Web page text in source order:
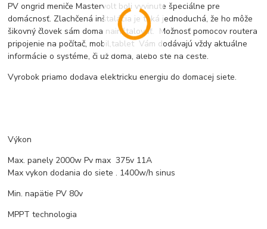
PV ongrid meniče Mastervolt boli vyvinute špeciálne pre
domácnosť. Zlachčená inštalácia je taká jednoduchá, že ho môže
šikovný človek sám doma nainštalovať. Možnosť pomocov routera
pripojenie na počítač, mobil,tablet Vám dodávajú vždy aktuálne
informácie o systéme, či už doma, alebo ste na ceste.
Vyrobok priamo dodava elektricku energiu do domacej siete.
Výkon
Max. panely 2000w Pv max 375v 11A
Max vykon dodania do siete . 1400w/h sinus
Min. napätie PV 80v
MPPT technologia